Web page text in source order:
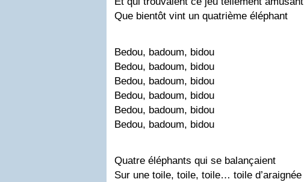
Que bientôt vint un quatrième éléphant
Bedou, badoum, bidou
Bedou, badoum, bidou
Bedou, badoum, bidou
Bedou, badoum, bidou
Bedou, badoum, bidou
Bedou, badoum, bidou
Quatre éléphants qui se balançaient
Sur une toile, toile, toile… toile d’araignée